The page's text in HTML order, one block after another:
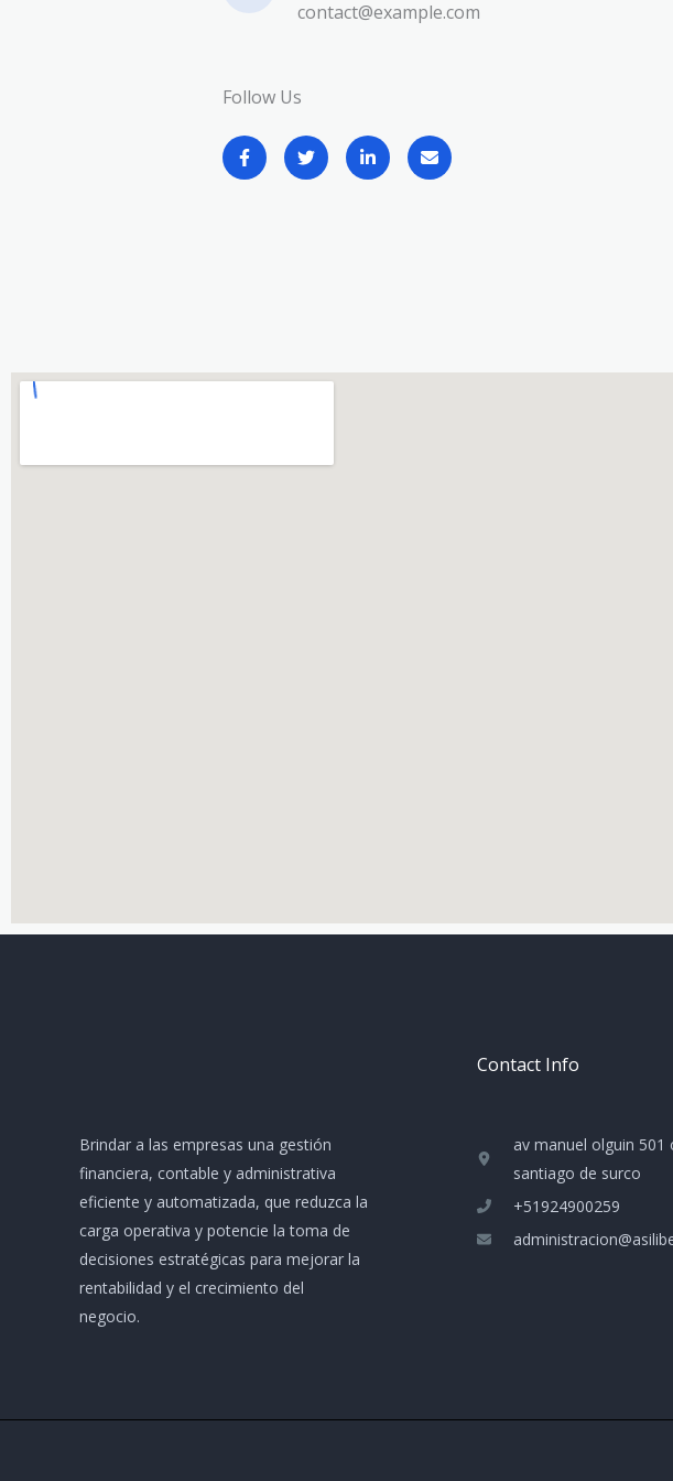
contact@example.com​
Follow Us​
Brindar a las empresas una gestión
financiera, contable y administrativa
eficiente y automatizada, que reduzca la
carga operativa y potencie la toma de
decisiones estratégicas para mejorar la
rentabilidad y el crecimiento del
negocio.
Contact Info
av manuel olguin 501
santiago de surco
+51924900259